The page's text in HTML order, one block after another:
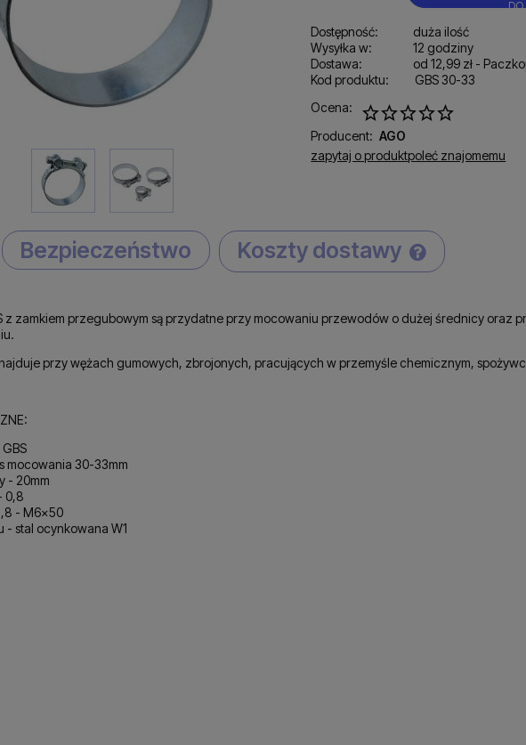
Dostępność:
duża ilość
Wysyłka w:
12 godziny
Dostawa:
od 12,99 zł -
Cena nie zawiera ewentualnych
płatności
Kod produktu:
GBS 30-33
Ocena:
Producent: AGO
zapytaj o produktpoleć znajomemu
Bezpieczeństwo Koszty dostawy
płatności
z zamkiem przegubowym są przydatne przy mocowaniu przewodów o dużej średnicy oraz
przy wężach gumowych, zbrojonych, pracujących w przemyśle chemicznym,
mocowania 30-33mm
- 20mm
0,8
- M6x50
- stal ocynkowana W1